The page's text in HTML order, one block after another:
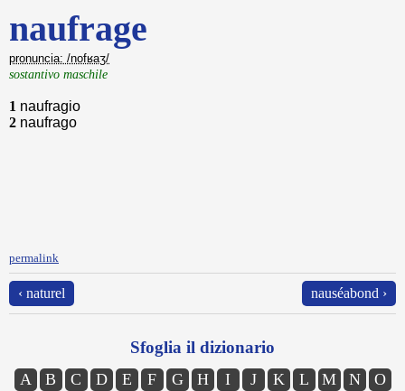
naufrage
pronuncia: /nofʁaʒ/
sostantivo maschile
1 naufragio
2 naufrago
permalink
‹ naturel nauséabond ›
Sfoglia il dizionario
A B C D E F G H I J K L M N
O